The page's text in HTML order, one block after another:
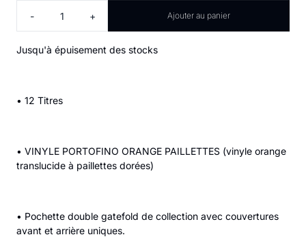
- + Ajouter au panier
Jusqu'à épuisement des stocks
• 12 Titres
• VINYLE PORTOFINO ORANGE PAILLETTES (vinyle orange
translucide à paillettes dorées)
• Pochette double gatefold de collection avec couvertures
avant et arrière uniques.